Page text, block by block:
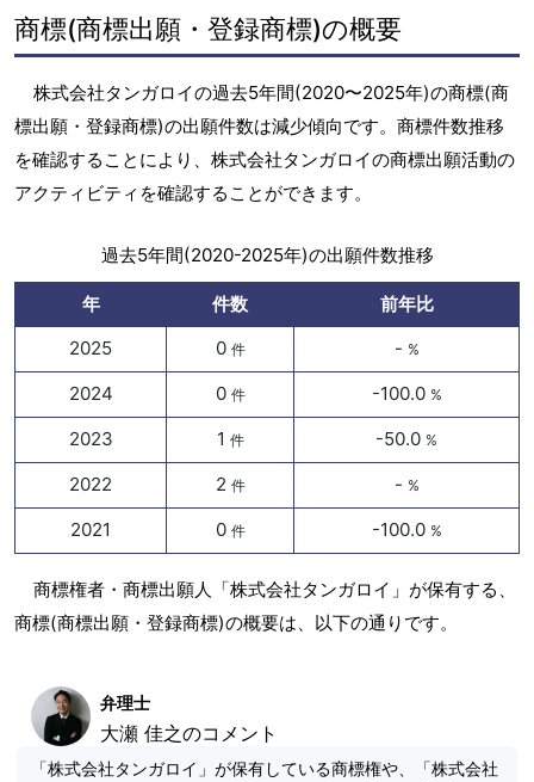
商標(商標出願・登録商標)の概要
株式会社タンガロイの過去5年間(2020〜2025年)の商標(商
標出願・登録商標)の出願件数は減少傾向です。商標件数推移
を確認することにより、株式会社タンガロイの商標出願活動の
アクティビティを確認することができます。
過去5年間(2020-2025年)の出願件数推移
年 件数
前年比
2025
0 件 - %
2024 0 件 -100.0 %
2023 1 件 -50.0 %
2022 2 件 - %
2021 0 件 -100.0 %
商標権者・商標出願人「株式会社タンガロイ」が保有する、
商標(商標出願・登録商標)の概要は、以下の通りです。
弁理士
大瀬 佳之のコメント
「株式会社タンガロイ」が保有している商標権や、「株式会社